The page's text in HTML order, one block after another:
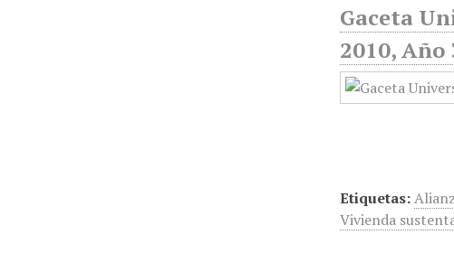
Gaceta
2010, Año
Etiquetas:
Vivienda